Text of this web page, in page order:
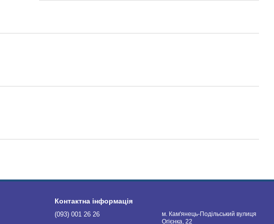
Контактна інформація
(093) 001 26 26
м. Кам'янець-Подільський вулиця
Огієнка, 22